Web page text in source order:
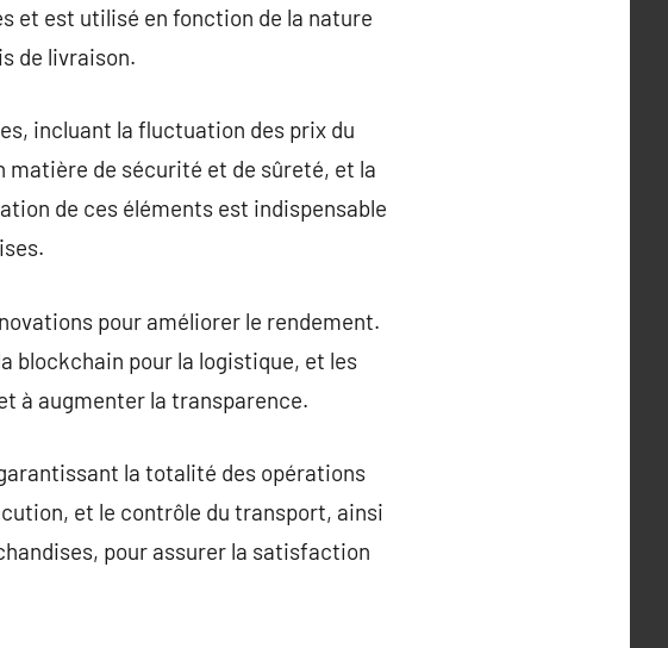
et est utilisé en fonction de la nature
de livraison.
incluant la fluctuation des prix du
de sécurité et de sûreté, et la
de ces éléments est indispensable
pour améliorer le rendement.
blockchain pour la logistique, et les
à augmenter la transparence.
la totalité des opérations
et le contrôle du transport, ainsi
pour assurer la satisfaction